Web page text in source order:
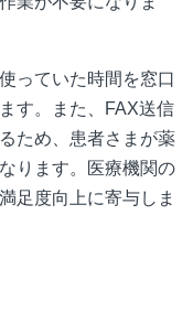
っていた時間を窓口
す。また、
FAX送信
ため、患者さまが薬
ります。医療機関の
足度向上に寄与しま